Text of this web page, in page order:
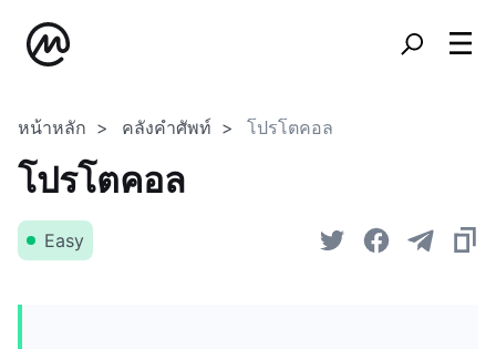
หน้าหลัก คลังคำศัพท์ โปรโตคอล
โปรโตคอล
Easy